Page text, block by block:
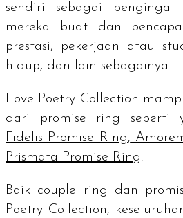
sendiri sebagai
mereka buat dan
prestasi, pekerjaan atau
hidup, dan lain sebagainya.
Love Poetry Collection
dari
promise ring seperti
Fidelis Promise Ring,
Prismata Promise Ring.
Baik couple ring dan
Poetry Collection,